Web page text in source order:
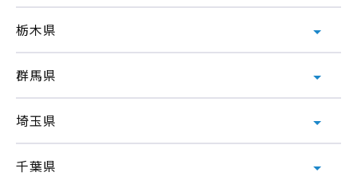
栃木県
群馬県
埼玉県
千葉県